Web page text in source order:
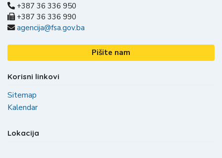
+387 36 336 950
+387 36 336 990
agencija@fsa.gov.ba
Pišite nam
Korisni linkovi
Sitemap
Kalendar
Lokacija